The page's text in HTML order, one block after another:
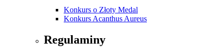
Konkurs o Złoty Medal
Konkurs Acanthus Aureus
Regulaminy